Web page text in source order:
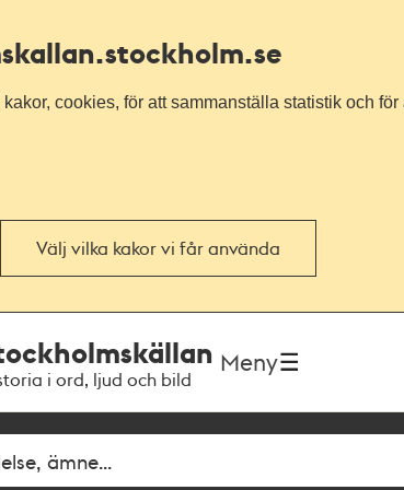
.stockholm.se
cookies, för att sammanställa statistik och
Välj vilka kakor vi får använda
i ord, ljud och bild
Meny